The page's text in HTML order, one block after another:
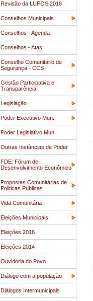
Revisão da LUPOS 2018
Conselhos Municipais
Conselhos - Agenda
Conselhos - Atas
Conselho Comunitário de
Segurança - CCS
Gestão Participativa e
Transparência
Legislação
Poder Executivo Mun.
Poder Legislativo Mun.
Outras Instâncias de Poder
FDE: Fórum de
Desenvolvimento Econômico
Propostas Comunitárias de
Politicas Públicas
Vida Comunitária
Eleições Municipais
Eleições 2016
Eleições 2014
Ouvidoria do Povo
Diálogo com a população
Diálogos Intermunicipais